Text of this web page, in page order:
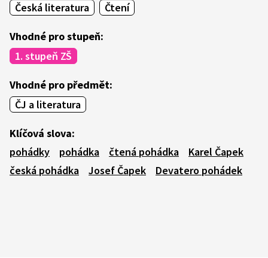
Česká literatura
Čtení
Vhodné pro stupeň:
1. stupeň ZŠ
Vhodné pro předmět:
ČJ a literatura
Klíčová slova:
pohádky
pohádka čtená pohádka
Karel Čapek
česká pohádka
Josef Čapek Devatero pohádek